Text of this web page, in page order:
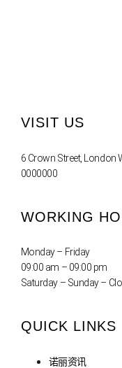
VISIT US
6 Crown Street, London
0000000
WORKING
Monday – Friday
09:00 am – 09:00 pm
Saturday – Sunday –
QUICK LINKS
诺丽资讯